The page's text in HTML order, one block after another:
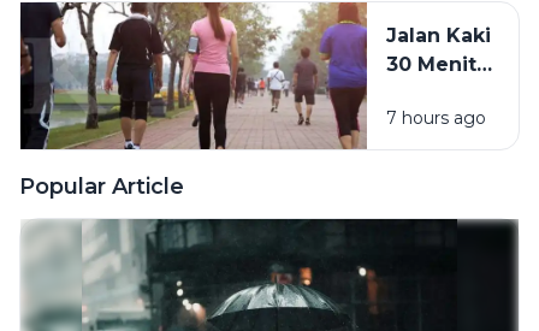
Menenangkan
Pikiran dan
Tubuh
Jalan Kaki
30 Menit
Manfaat
Luar Biasa
7 hours ago
Popular Article